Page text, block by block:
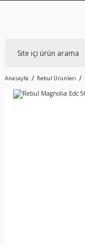
Anasayfa Rebul Ürünleri